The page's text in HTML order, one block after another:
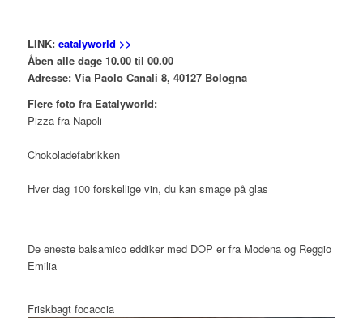
LINK: eatalyworld >>
Åben alle dage 10.00 til 00.00
Adresse: Via Paolo Canali 8, 40127 Bologna
Flere foto fra Eatalyworld:
Pizza fra Napoli
Chokoladefabrikken
Hver dag 100 forskellige vin, du kan smage på glas
De eneste balsamico eddiker med DOP er fra Modena og Reggio
Emilia
Friskbagt focaccia